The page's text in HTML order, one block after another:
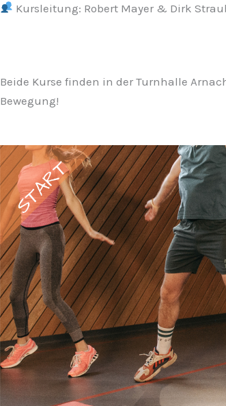
Kursleitung: Robert Mayer & Dirk
Beide Kurse finden in der Turnhalle
Bewegung!